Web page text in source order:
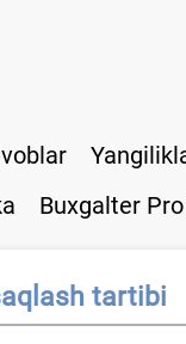
Buxgalter
tartibi